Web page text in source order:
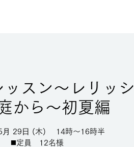
ッスン～レリッシ
から～初夏編
29⽇ (木) 14時～16時半
◼️定員 12名様